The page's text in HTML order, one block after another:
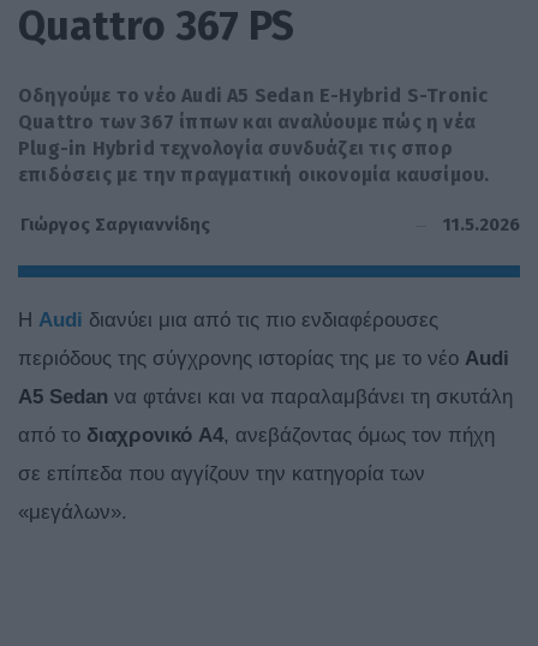
Quattro 367 PS
Οδηγούμε το νέο Audi A5 Sedan E-Hybrid S-Tronic
Quattro των 367 ίππων και αναλύουμε πώς η νέα
Plug-in Hybrid τεχνολογία συνδυάζει τις σπορ
επιδόσεις με την πραγματική οικονομία καυσίμου.
Γιώργος Σαργιαννίδης 11.5.2026
Η Audi διανύει μια από τις πιο ενδιαφέρουσες
περιόδους της σύγχρονης ιστορίας της με το νέο Audi
A5 Sedan να φτάνει και να παραλαμβάνει τη σκυτάλη
από το διαχρονικό A4, ανεβάζοντας όμως τον πήχη
σε επίπεδα που αγγίζουν την κατηγορία των
«μεγάλων».